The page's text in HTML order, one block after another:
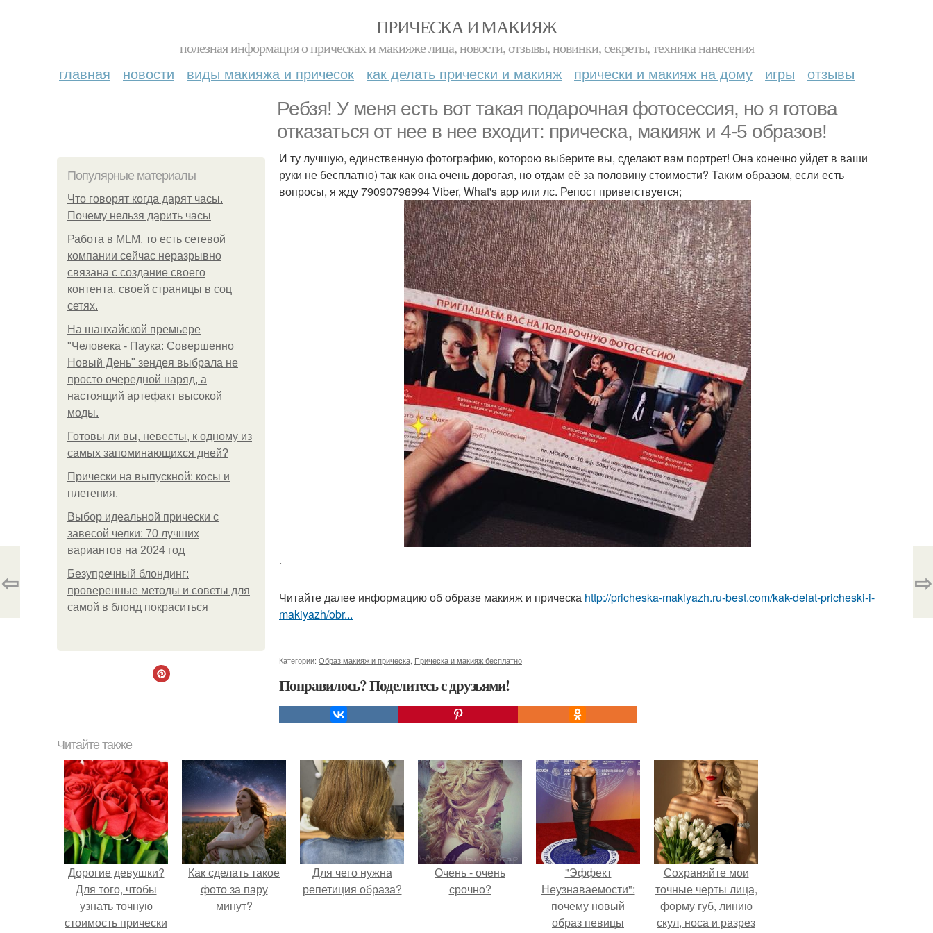
ПРИЧЕСКА И МАКИЯЖ
полезная информация о прическах и макияже лица, новости, отзывы, новинки, секреты, техника нанесения
главная новости виды макияжа и причесок как делать прически и макияж прически и макияж на дому игры отзывы
Ребзя! У меня есть вот такая подарочная фотосессия, но я готова
отказаться от нее в нее входит: прическа, макияж и 4-5 образов!
Популярные материалы
Что говорят когда дарят часы.
Почему нельзя дарить часы
Работа в MLM, то есть сетевой
компании сейчас неразрывно
связана с создание своего
контента, своей страницы в соц
сетях.
На шанхайской премьере
"Человека - Паука: Совершенно
Новый День" зендея выбрала не
просто очередной наряд, а
настоящий артефакт высокой
моды.
Готовы ли вы, невесты, к одному из
самых запоминающихся дней?
Прически на выпускной: косы и
плетения.
Выбор идеальной прически с
завесой челки: 70 лучших
вариантов на 2024 год
Безупречный блондинг:
проверенные методы и советы для
самой в блонд покраситься
И ту лучшую, единственную фотографию, которою выберите вы, сделают вам портрет! Она конечно уйдет в ваши
руки не бесплатно) так как она очень дорогая, но отдам её за половину стоимости? Таким образом, если есть
вопросы, я жду 79090798994 Viber, What's app или лс. Репост приветствуется;
.
Читайте далее информацию об образе макияж и прическа http://pricheska-makiyazh.ru-best.com/kak-delat-pricheski-i-
makiyazh/obr...
Категории: Образ макияж и прическа Прическа и макияж бесплатно
Понравилось? Поделитесь с друзьями!
⇦ ⇨
Читайте также
Дорогие девушки?
Для того, чтобы
узнать точную
стоимость прически
Как сделать такое
фото за пару
минут?
Для чего нужна
репетиция образа?
Очень - очень
срочно?
"Эффект
Неузнаваемости":
почему новый
образ певицы
Сохраняйте мои
точные черты лица,
форму губ, линию
скул, носа и разрез